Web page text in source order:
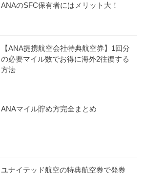
ANAのSFC保有者にはメリット大！
【ANA提携航空会社特典航空券】1回分
の必要マイル数でお得に海外2往復する
方法
ANAマイル貯め方完全まとめ
ユナイテッド航空の特典航空券で発券